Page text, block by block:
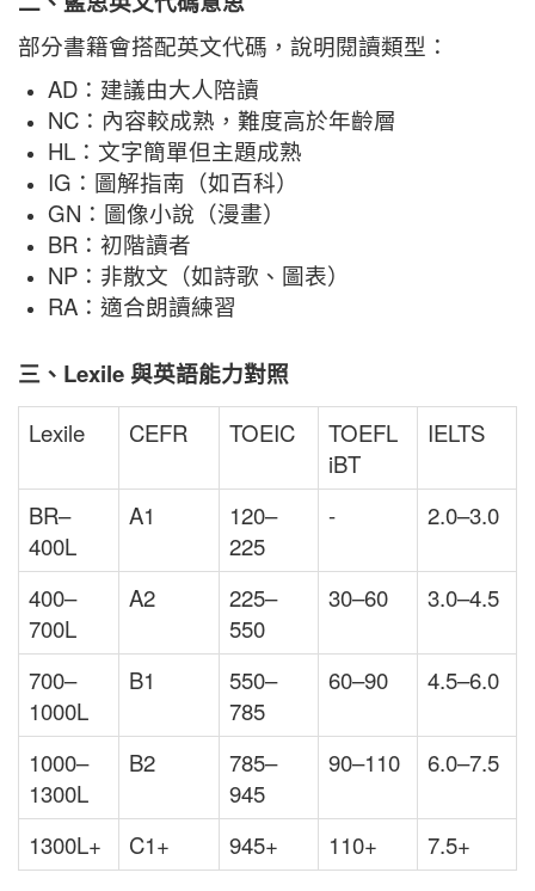
部分書籍會搭配英文代碼，說明閱讀類型：
AD：建議由大人陪讀
NC：內容較成熟，難度高於年齡層
HL：文字簡單但主題成熟
IG：圖解指南（如百科）
GN：圖像小說（漫畫）
BR：初階讀者
NP：非散文（如詩歌、圖表）
RA：適合朗讀練習
三、Lexile 與英語能力對照
Lexile CEFR TOEIC
TOEFL
iBT
IELTS
BR–
400L
A1
120–
225
- 2.0–3.0
400–
700L
A2
225–
550
30–60 3.0–4.5
700–
1000L
B1
550–
785
60–90 4.5–6.0
1000–
1300L
B2
785–
945
90–110 6.0–7.5
1300L+ C1+ 945+ 110+
7.5+